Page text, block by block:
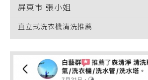
屏東市 張小姐
直立式洗衣機清洗推薦